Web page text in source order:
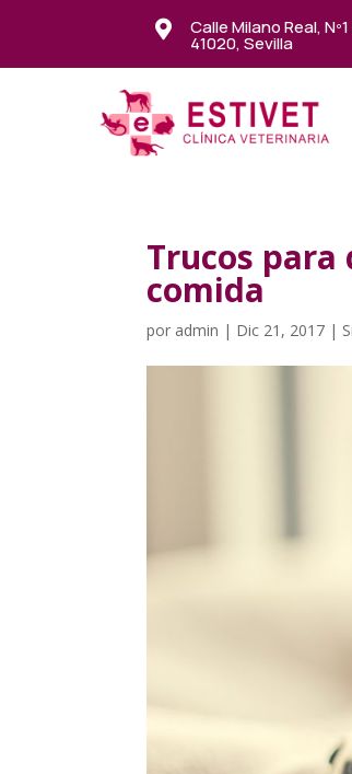
 Calle Milano Real,
41020, Sevilla
Trucos
comida
por admin | Dic 21, 2017 |